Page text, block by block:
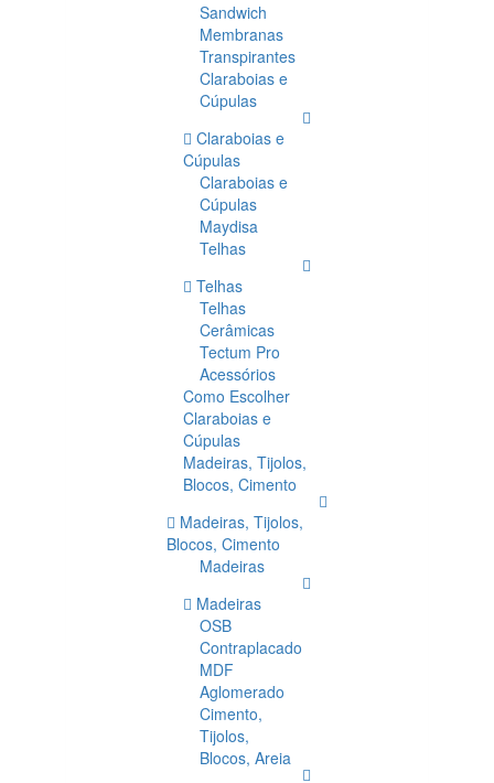
Sandwich
Membranas
Transpirantes
Claraboias e
Cúpulas
Claraboias e
Cúpulas
Claraboias e
Cúpulas
Maydisa
Telhas
Telhas
Telhas
Cerâmicas
Tectum Pro
Acessórios
Como Escolher
Claraboias e
Cúpulas
Madeiras, Tijolos,
Blocos, Cimento
Madeiras, Tijolos,
Blocos, Cimento
Madeiras
Madeiras
OSB
Contraplacado
MDF
Aglomerado
Cimento,
Tijolos,
Blocos, Areia